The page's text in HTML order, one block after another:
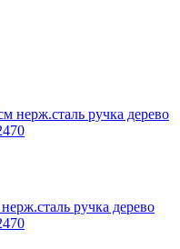
ручка дерево